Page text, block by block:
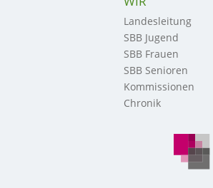
Landesleitung
SBB Jugend
SBB Frauen
SBB Senioren
Kommissionen
Chronik